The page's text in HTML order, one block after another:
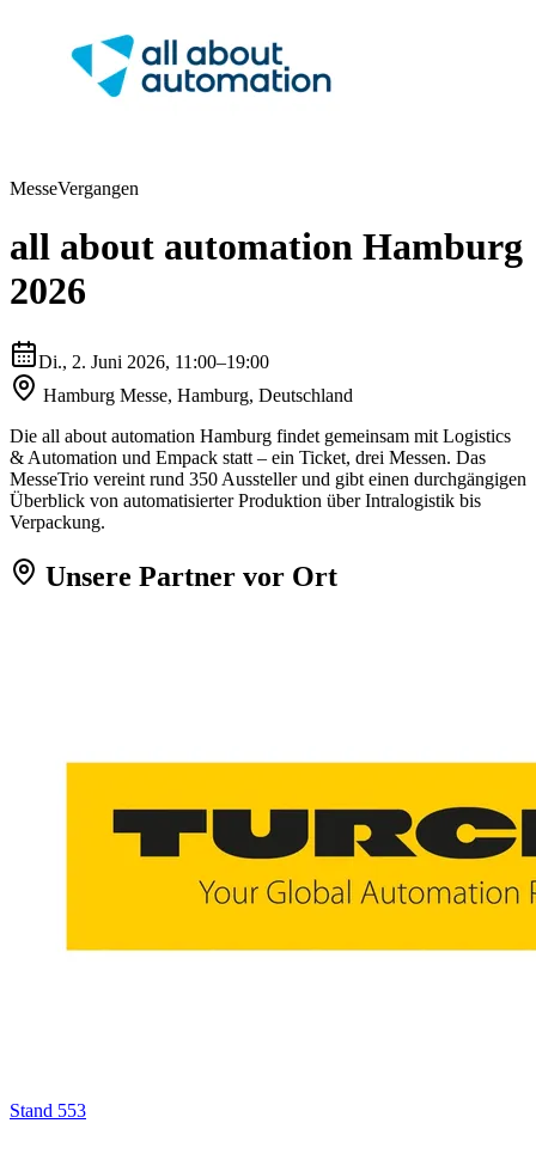
MesseVergangen
all about automation Hamburg
2026
Di., 2. Juni 2026, 11:00–19:00
Hamburg Messe, Hamburg, Deutschland
Die all about automation Hamburg findet gemeinsam mit Logistics
& Automation und Empack statt – ein Ticket, drei Messen. Das
MesseTrio vereint rund 350 Aussteller und gibt einen durchgängigen
Überblick von automatisierter Produktion über Intralogistik bis
Verpackung.
Unsere Partner vor Ort
Stand 553